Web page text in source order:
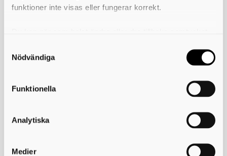
funktioner inte visas eller fungerar korrekt.
användning av kakor som du hittar längst ner på sidan
Nödvändiga
Funktionella
Analytiska
Medier
Skriv ut
Räddningstjänsten Skaraborg
541 42 Skövde
Telefon: 010-173 63 00